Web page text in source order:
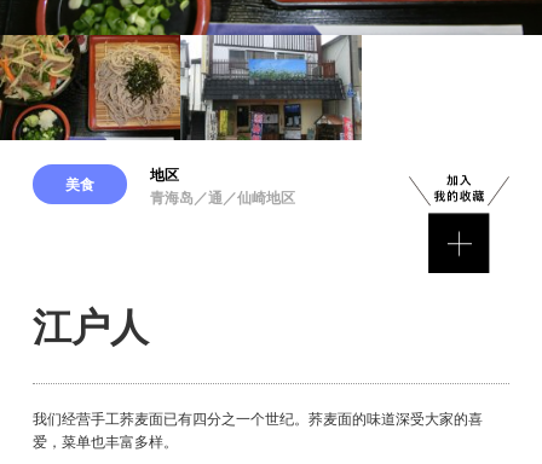
美食
地区
青海岛／通／仙崎地区
江户人
我们经营手工荞麦面已有四分之一个世纪。荞麦面的味道深受大家的喜
爱，菜单也丰富多样。